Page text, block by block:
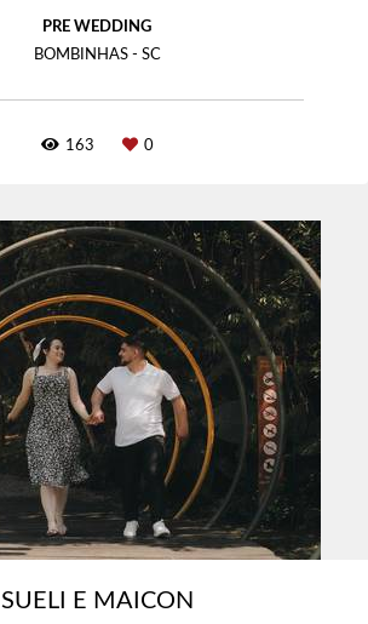
PRE WEDDING
BOMBINHAS - SC
163 0
SUELI E MAICON